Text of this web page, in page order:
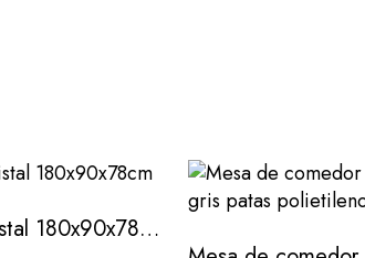
Mesa burano de cristal 180x90x78cm